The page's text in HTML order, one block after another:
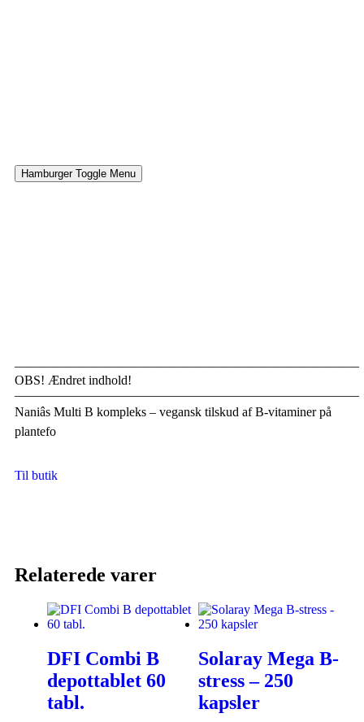
Hamburger Toggle Menu
——————————————————————————–
OBS! Ændret indhold!
——————————————————————————–
Naniâs Multi B kompleks – vegansk tilskud af B-vitaminer på
plantefo
Til butik
Relaterede varer
DFI Combi B
depottablet 60
tabl.
Solaray Mega B-
stress – 250
kapsler